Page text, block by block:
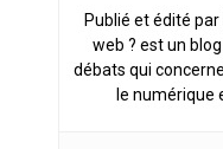
Publié et édité par
web ? est un
débats qui
le numérique